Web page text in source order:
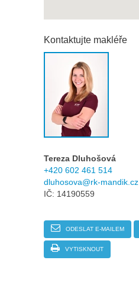
Kontaktujte makléře
Tereza Dluhošová
+420 602 461 514
dluhosova@rk-mandik.cz
IČ: 14190559
ODESLAT E-MAILEM
VYTISKNOUT